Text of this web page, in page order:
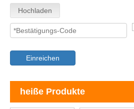
Hochladen
Einreichen
heiße Produkte